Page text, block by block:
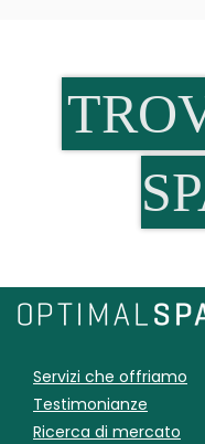
Servizi che offriamo
Testimonianze
Ricerca di mercato